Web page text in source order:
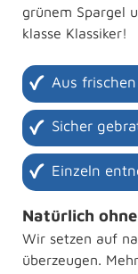
grünem Spargel
klasse Klassiker!
Aus
Sicher
Einzeln
Natürlich
Wir setzen auf
überzeugen.